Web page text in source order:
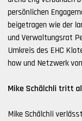
persönlichen
beigetragen wie der
und Verwaltungsrat
Umkreis des EHC
how und Netzwerk
Mike Schälchli tritt
Mike Schälchli